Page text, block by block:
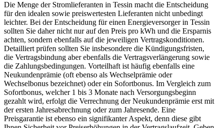
Die Menge der Stromlieferanten in Tessin macht die Entscheidung
für den idealen sowie preiswertesten Lieferanten nicht unbedingt
leichter. Bei der Entscheidung für einen Energieversorger in Tessin
sollten Sie daher nicht nur auf den Preis pro kWh und die Ersparnis
achten, sondern ebenfalls auf die jeweiligen Vertragskonditionen.
Detailliert prüfen sollten Sie insbesondere die Kündigungsfristen,
die Vertragsbindung aber ebenfalls die Vertragsverlängerung sowie
die Zahlungsbedingungen. Vorteilhaft ist häufig ebenfalls eine
Neukundenprämie (oft ebenso als Wechselprämie oder
Wechselbonus bezeichnet) oder ein Sofortbonus. Im Vergleich zum
Sofortbonus, welcher 1 bis 3 Monate nach Versorgungsbeginn
gezahlt wird, erfolgt die Verrechnung der Neukundenprämie erst mit
der ersten Jahresabrechnung oder zum Jahresende. Eine
Preisgarantie ist ebenso ein signifikanter Aspekt, denn diese gibt